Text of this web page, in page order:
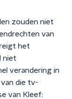
zouden niet
van
het
niet
verandering in
die tv-
van Kleef: